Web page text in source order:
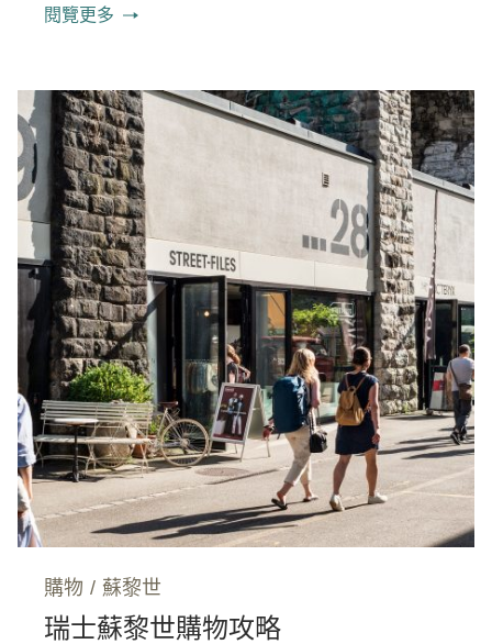
閱覽更多
購物 / 蘇黎世
瑞士蘇黎世購物攻略